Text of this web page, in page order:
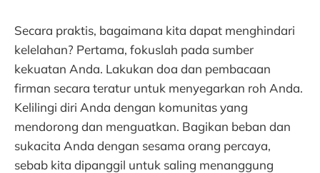
Secara praktis, bagaimana kita dapat menghindari
kelelahan? Pertama, fokuslah pada sumber
kekuatan Anda. Lakukan doa dan pembacaan
firman secara teratur untuk menyegarkan roh Anda.
Kelilingi diri Anda dengan komunitas yang
mendorong dan menguatkan. Bagikan beban dan
sukacita Anda dengan sesama orang percaya,
sebab kita dipanggil untuk saling menanggung